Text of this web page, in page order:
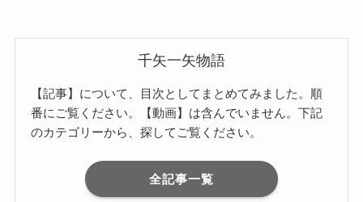
千矢一矢物語
【記事】について、目次としてまとめてみました。順
番にご覧ください。【動画】は含んでいません。下記
のカテゴリーから、探してご覧ください。
全記事一覧